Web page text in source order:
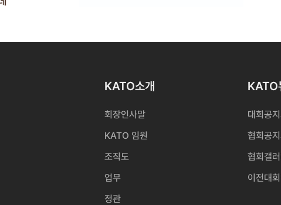
KATO소개
회장인사말
KATO 임원
조직도
업무
정관
KATO
대회공
협회공
협회갤
이전대